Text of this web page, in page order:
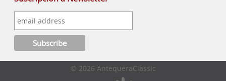
© 2026 AntequeraClassic